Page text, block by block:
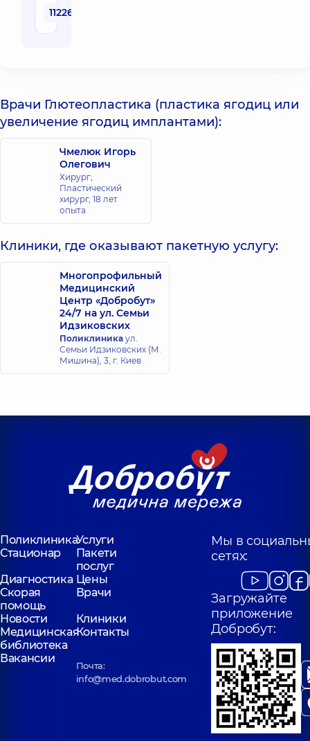
112260 грн
Врачи Глютеопластика (пластика ягодиц или
увеличение ягодиц имплантами):
Чмелюк Игорь
Олегович
Хирург;
Пластический
хирург, 18 лет
опыта
Клиники, где оказывают пакетную услугу:
Многопрофильный
Медицинский
Центр «Добробут»
24/7 на ул. Семьи
Идзиковских
Поликлиника ул.
Семьи Идзиковских (М.
Мишина), 3, г. Киев
ПоликлиникаУслуги
Стационар
Пакети
послуг
Диагностика Цены
Скорая
помощь
Врачи
Новости
Клиники
Медицинская
библиотека
Контакты
Вакансии
Почта:
info@med.dobrobut.com
Мы в
сетях:
Загружайте
приложение
Добробут: